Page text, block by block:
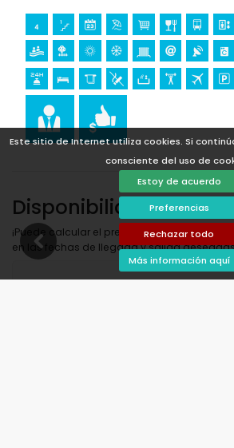
Este sitio de Internet utiliza cookies. Si
consciente del uso de
Estoy de acuerdo
Preferencias
Rechazar todo
Más información aquí
Disponibilidad
¡Puede calcular el precio del alquiler
en las fechas de llegada y salida